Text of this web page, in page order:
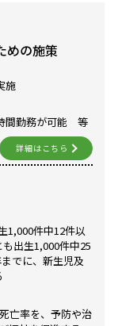
めの施策
施
間勤務が可能 等
詳細はこちら
1,000件中12件以
出生1,000件中25
でに、新生児及
亡率を、予防や治